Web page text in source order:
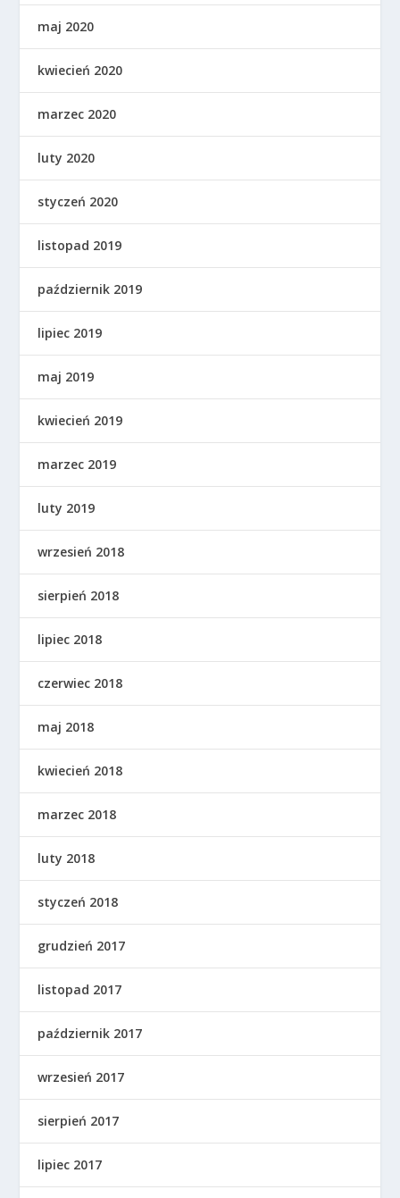
maj 2020
kwiecień 2020
marzec 2020
luty 2020
styczeń 2020
listopad 2019
październik 2019
lipiec 2019
maj 2019
kwiecień 2019
marzec 2019
luty 2019
wrzesień 2018
sierpień 2018
lipiec 2018
czerwiec 2018
maj 2018
kwiecień 2018
marzec 2018
luty 2018
styczeń 2018
grudzień 2017
listopad 2017
październik 2017
wrzesień 2017
sierpień 2017
lipiec 2017